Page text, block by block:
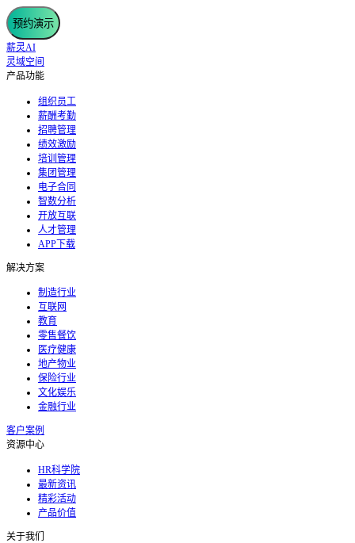
预约演示
薪灵AI
灵域空间
产品功能
组织员工
薪酬考勤
招聘管理
绩效激励
培训管理
集团管理
电子合同
智数分析
开放互联
人才管理
APP下载
解决方案
制造行业
互联网
教育
零售餐饮
医疗健康
地产物业
保险行业
文化娱乐
金融行业
客户案例
资源中心
HR科学院
最新资讯
精彩活动
产品价值
关于我们